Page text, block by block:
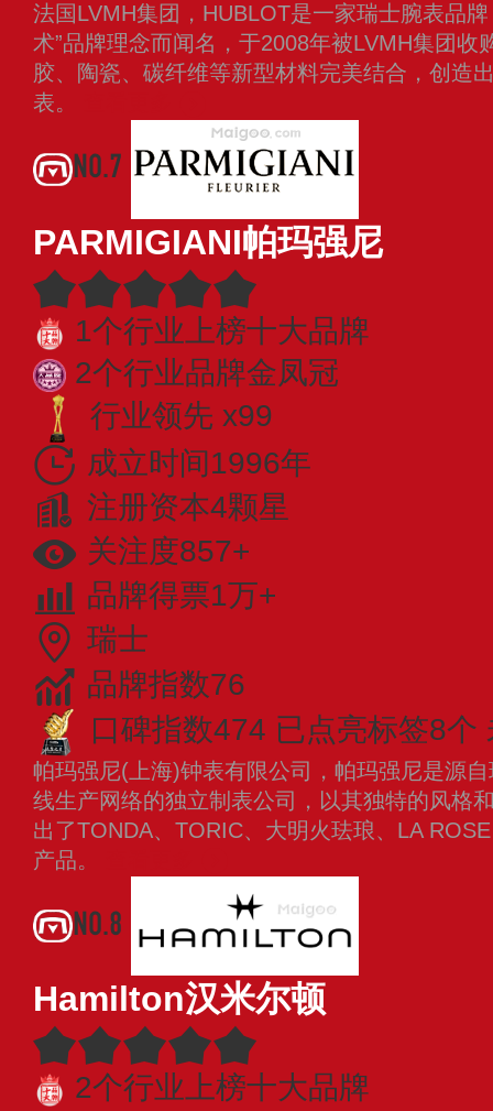
法国LVMH集团，HUBLOT是一家瑞士腕表品
术”品牌理念而闻名，于2008年被LVMH集团
胶、陶瓷、碳纤维等新型材料完美结合，创造
表。
NO.7
PARMIGIANI帕玛强尼
1个行业上榜十大品牌
2个行业品牌金凤冠
行业领先 x99
成立时间1996年
注册资本4颗星
关注度857+
品牌得票1万+
瑞士
品牌指数76
口碑指数474 已点亮标签8个
帕玛强尼(上海)钟表有限公司，帕玛强尼是源
线生产网络的独立制表公司，以其独特的风格
出了TONDA、TORIC、大明火珐琅、LA
产品。
NO.8
Hamilton汉米尔顿
2个行业上榜十大品牌